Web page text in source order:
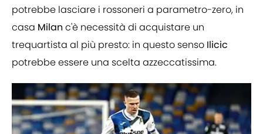
potrebbe lasciare i rossoneri a parametro-zero, in
casa Milan c'è necessità di acquistare un
trequartista al più presto: in questo senso Ilicic
potrebbe essere una scelta azzeccatissima.